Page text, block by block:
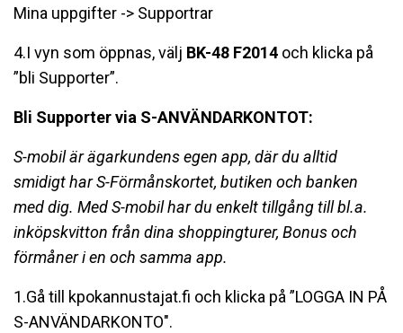
Mina uppgifter -> Supportrar
4.I vyn som öppnas, välj BK-48 F2014 och klicka på
”bli Supporter”.
Bli Supporter via S-ANVÄNDARKONTOT:
S-mobil är ägarkundens egen app, där du alltid
smidigt har S-Förmånskortet, butiken och banken
med dig. Med S-mobil har du enkelt tillgång till bl.a.
inköpskvitton från dina shoppingturer, Bonus och
förmåner i en och samma app.
1.Gå till kpokannustajat.fi och klicka på ”LOGGA IN PÅ
S-ANVÄNDARKONTO".